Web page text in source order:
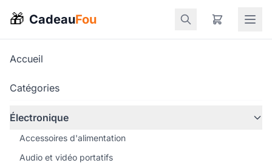
🎁 CadeauFou
Accueil
Catégories
Électronique
Accessoires d'alimentation
Audio et vidéo portatifs